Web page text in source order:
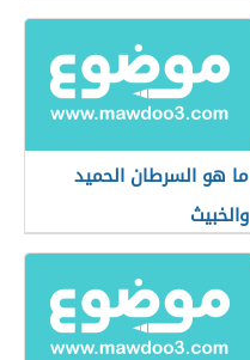
ما هو السرطان الحميد
والخبيث